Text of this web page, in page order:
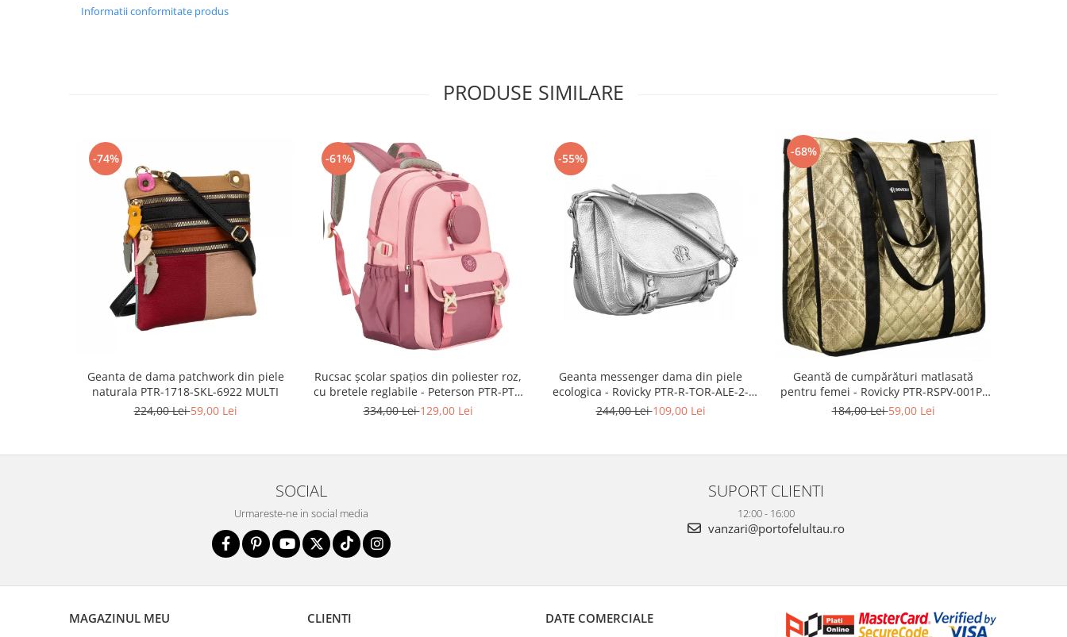
Informatii conformitate produs
PRODUSE SIMILARE
-74%
Geanta de dama patchwork din piele
naturala PTR-1718-SKL-6922 MULTI
224,00 Lei59,00 Lei
-61%
Rucsac școlar spațios din poliester roz,
cu bretele reglabile - Peterson PTR-PTN
8610-1327 PINK
334,00 Lei129,00 Lei
-55%
Geanta messenger dama din piele
ecologica - Rovicky PTR-R-TOR-ALE-2-
3776 SIL
244,00 Lei109,00 Lei
-68%
Geantă de cumpărături matlasată
pentru femei - Rovicky PTR-RSPV-001P-
5277 GOLD
184,00 Lei59,00 Lei
SOCIAL
Urmareste-ne in social media
SUPORT CLIENTI
12:00 - 16:00
vanzari@portofelultau.ro
MAGAZINUL MEU CLIENTI DATE COMERCIALE